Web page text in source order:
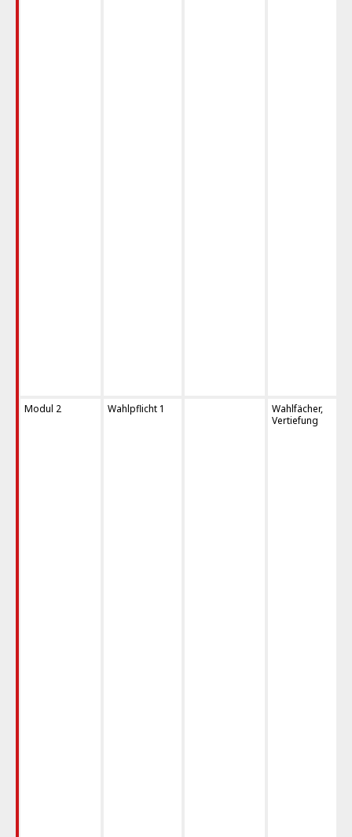
Modul 2 Wahlpflicht 1
Wahlfächer,
Vertiefung